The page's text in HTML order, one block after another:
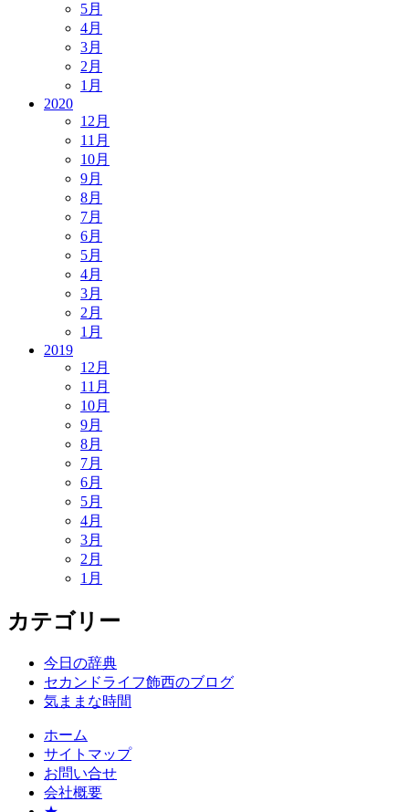
5月
4月
3月
2月
1月
2020
12月
11月
10月
9月
8月
7月
6月
5月
4月
3月
2月
1月
2019
12月
11月
10月
9月
8月
7月
6月
5月
4月
3月
2月
1月
カテゴリー
今日の辞典
セカンドライフ飾西のブログ
気ままな時間
ホーム
サイトマップ
お問い合せ
会社概要